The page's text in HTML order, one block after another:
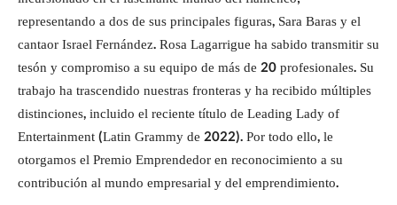
representando a dos de sus principales figuras, Sara Baras y el
cantaor Israel Fernández. Rosa Lagarrigue ha sabido transmitir su
tesón y compromiso a su equipo de más de 20 profesionales. Su
trabajo ha trascendido nuestras fronteras y ha recibido múltiples
distinciones, incluido el reciente título de Leading Lady of
Entertainment (Latin Grammy de 2022). Por todo ello, le
otorgamos el Premio Emprendedor en reconocimiento a su
contribución al mundo empresarial y del emprendimiento.